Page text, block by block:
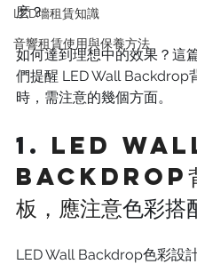
LED墻租賃知識
音響租賃使用與保養方法
麽？
如何達到理想中的效果？這
們提醒 LED Wall Backdrop
時，需注意的幾個方面。
1. LED
Backdrop
板，應注意色彩搭
LED Wall Backdrop色彩設